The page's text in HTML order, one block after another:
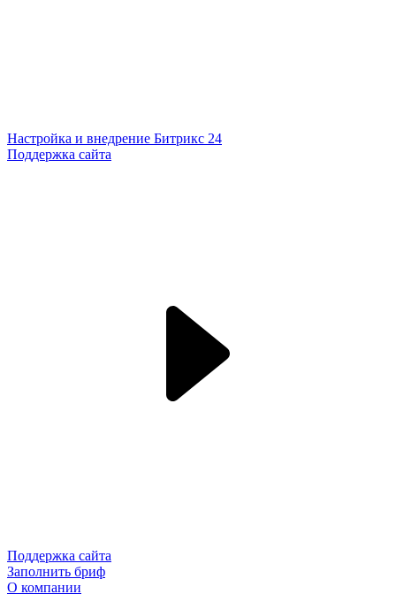
Настройка и внедрение Битрикс 24
Поддержка сайта
Поддержка сайта
Заполнить бриф
О компании